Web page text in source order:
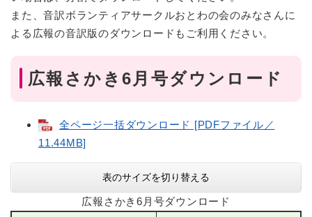
また、音訳ボランティアサークルおとわの会のみなさんに
よる広報の音訳版のダウンロードもご利用ください。
広報さかき6月号ダウンロード
全ページ一括ダウンロード [PDFファイル／
11.44MB]
表のサイズを切り替える
広報さかき6月号ダウンロード